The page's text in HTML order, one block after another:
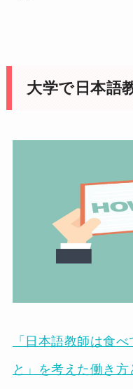
大学で日本語
「日本語教師は食
と」を考えた働き方